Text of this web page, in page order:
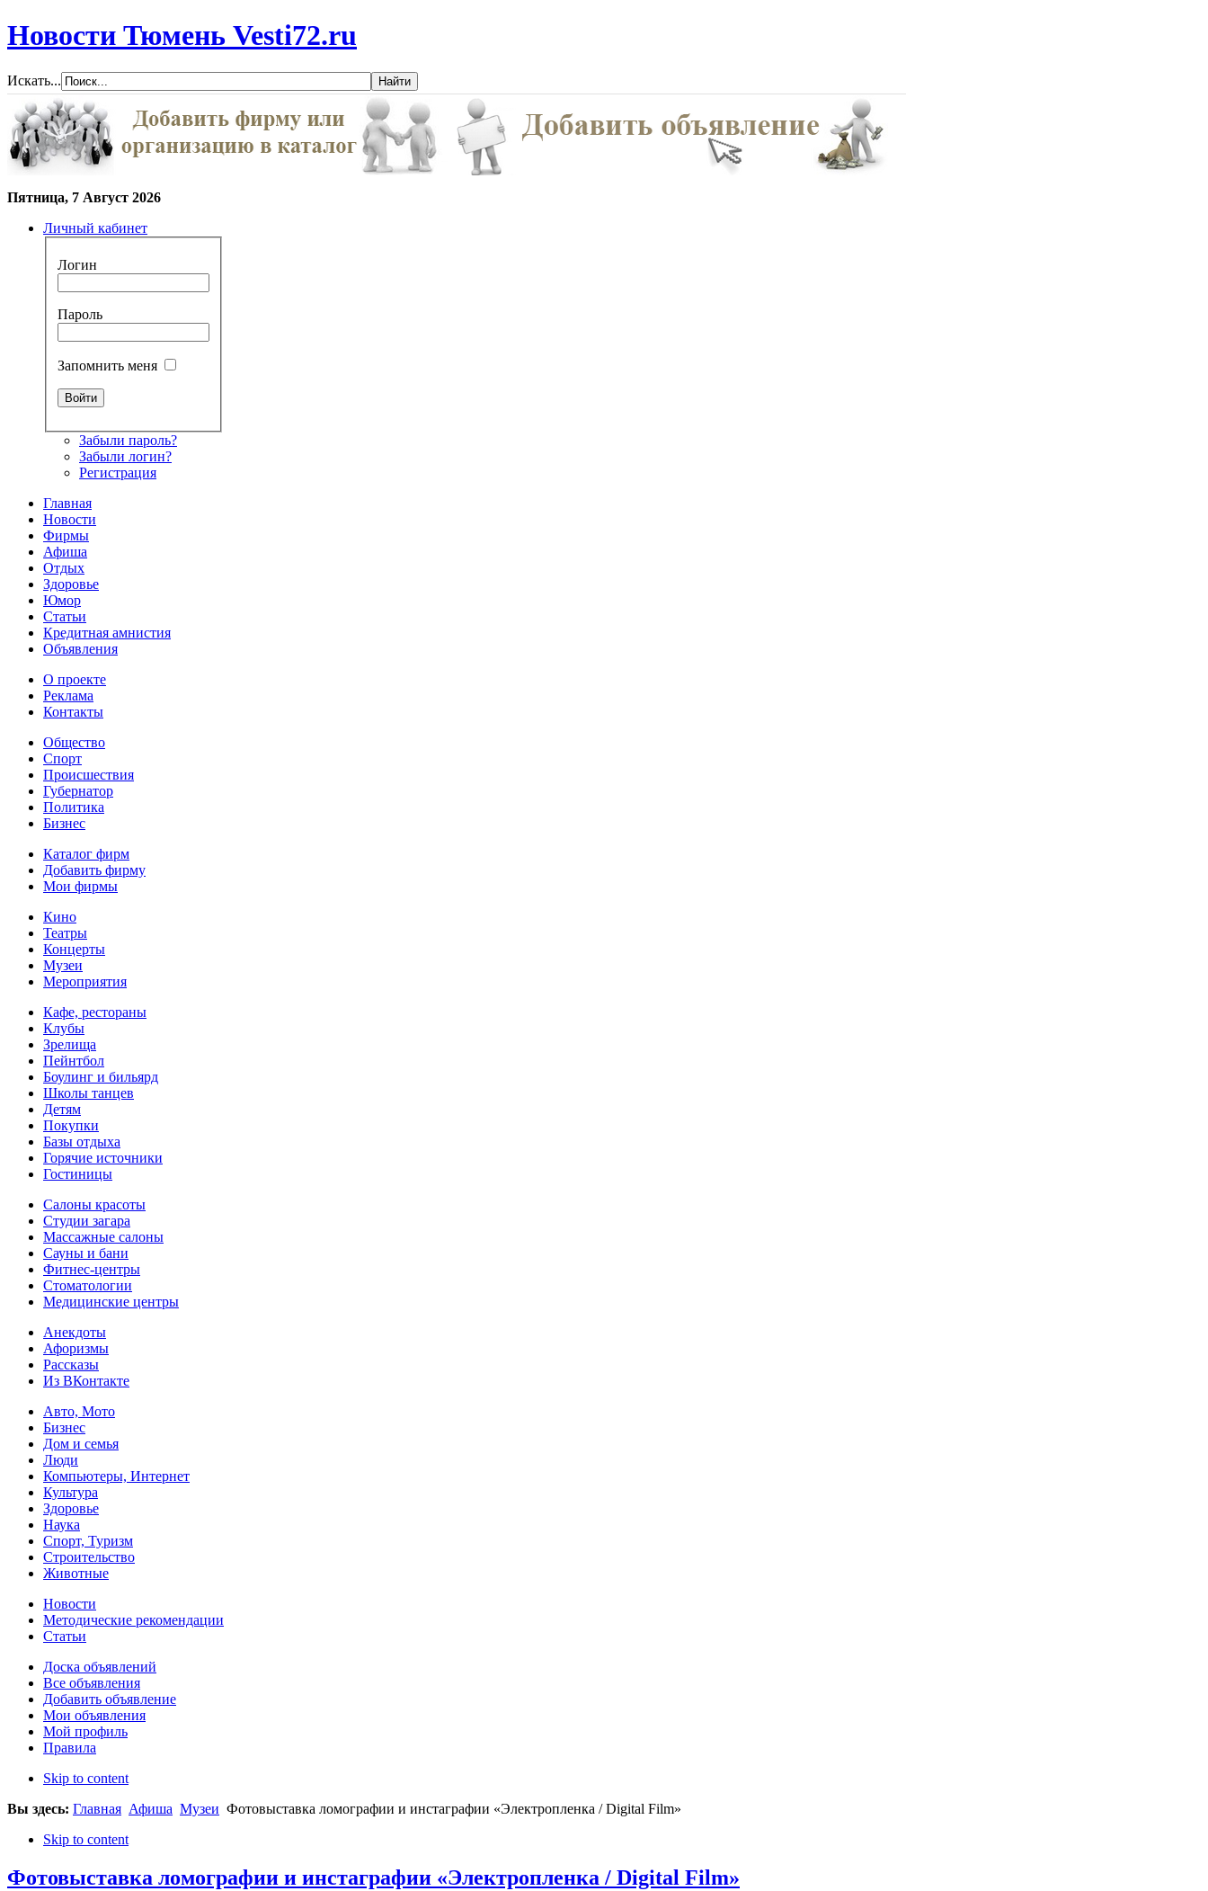
Новости Тюмень Vesti72.ru
Искать...
Пятница, 7 Август 2026
Личный кабинет
Логин
Пароль
Запомнить меня
Забыли пароль?
Забыли логин?
Регистрация
Главная
Новости
Фирмы
Афиша
Отдых
Здоровье
Юмор
Статьи
Кредитная амнистия
Объявления
О проекте
Реклама
Контакты
Общество
Спорт
Происшествия
Губернатор
Политика
Бизнес
Каталог фирм
Добавить фирму
Мои фирмы
Кино
Театры
Концерты
Музеи
Мероприятия
Кафе, рестораны
Клубы
Зрелища
Пейнтбол
Боулинг и бильярд
Школы танцев
Детям
Покупки
Базы отдыха
Горячие источники
Гостиницы
Салоны красоты
Студии загара
Массажные салоны
Сауны и бани
Фитнес-центры
Стоматологии
Медицинские центры
Анекдоты
Афоризмы
Рассказы
Из ВКонтакте
Авто, Мото
Бизнес
Дом и семья
Люди
Компьютеры, Интернет
Культура
Здоровье
Наука
Спорт, Туризм
Строительство
Животные
Новости
Методические рекомендации
Статьи
Доска объявлений
Все объявления
Добавить объявление
Мои объявления
Мой профиль
Правила
Skip to content
Вы здесь: Главная Афиша Музеи Фотовыставка ломографии и инстаграфии «Электропленка / Digital Film»
Skip to content
Фотовыставка ломографии и инстаграфии «Электропленка / Digital Film»